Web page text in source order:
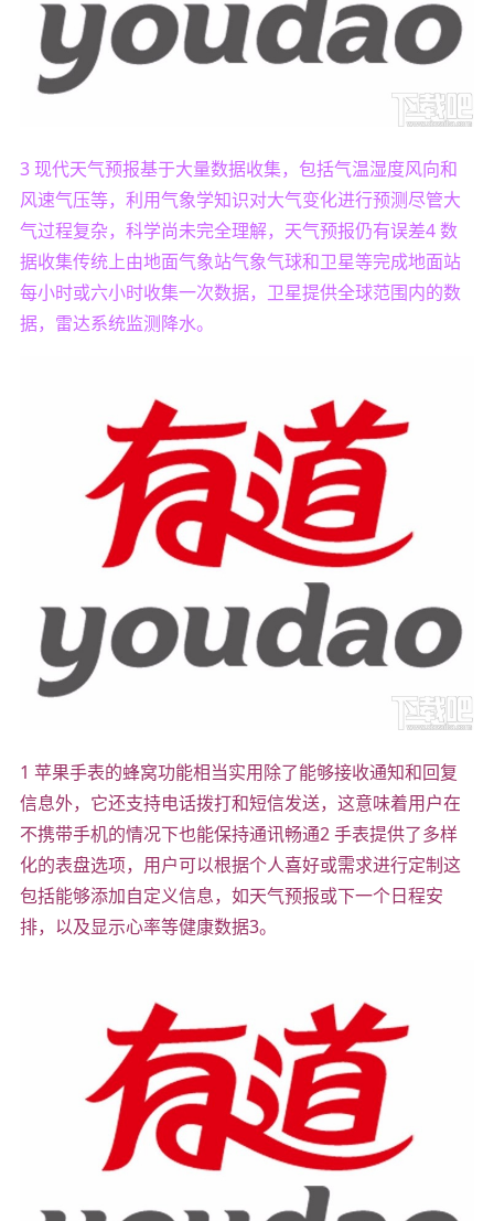
3 现代天气预报基于大量数据收集，包括气温湿度风向和
风速气压等，利用气象学知识对大气变化进行预测尽管大
气过程复杂，科学尚未完全理解，天气预报仍有误差4 数
据收集传统上由地面气象站气象气球和卫星等完成地面站
每小时或六小时收集一次数据，卫星提供全球范围内的数
据，雷达系统监测降水。
1 苹果手表的蜂窝功能相当实用除了能够接收通知和回复
信息外，它还支持电话拨打和短信发送，这意味着用户在
不携带手机的情况下也能保持通讯畅通2 手表提供了多样
化的表盘选项，用户可以根据个人喜好或需求进行定制这
包括能够添加自定义信息，如天气预报或下一个日程安
排，以及显示心率等健康数据3。